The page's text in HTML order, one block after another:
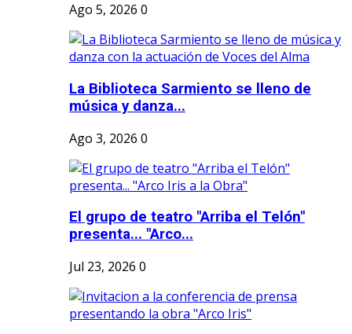
Ago 5, 2026 0
La Biblioteca Sarmiento se lleno de
música y danza...
Ago 3, 2026 0
El grupo de teatro "Arriba el Telón"
presenta... "Arco...
Jul 23, 2026 0